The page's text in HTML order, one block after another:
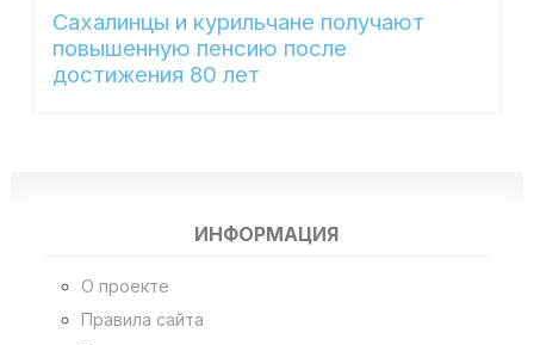
Сахалинцы и курильчане получают
повышенную пенсию после
достижения 80 лет
ИНФОРМАЦИЯ
О проекте
Правила сайта